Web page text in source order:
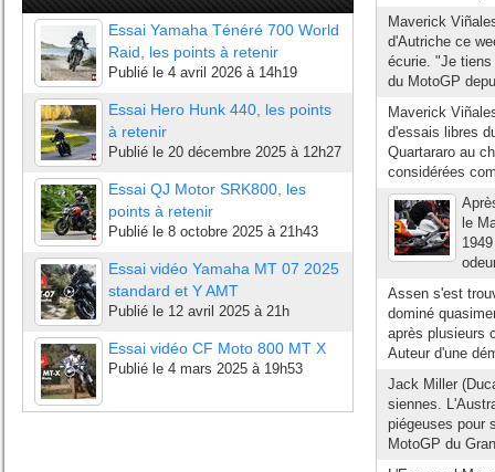
Essai Yamaha Ténéré 700 World
Raid, les points à retenir
Publié le 4 avril 2026 à 14h19
Essai Hero Hunk 440, les points
à retenir
Publié le 20 décembre 2025 à 12h27
Essai QJ Motor SRK800, les
points à retenir
Publié le 8 octobre 2025 à 21h43
Essai vidéo Yamaha MT 07 2025
standard et Y AMT
Publié le 12 avril 2025 à 21h
Essai vidéo CF Moto 800 MT X
Publié le 4 mars 2025 à 19h53
Maverick
d'Autriche ce
écurie. "Je
du MotoGP
Maverick
d'essais libres
Quartararo au
considérées
le
Assen s'est
dominé
après plusieurs
Auteur d'une
Jack Miller
siennes.
piégeuses pour
MotoGP du